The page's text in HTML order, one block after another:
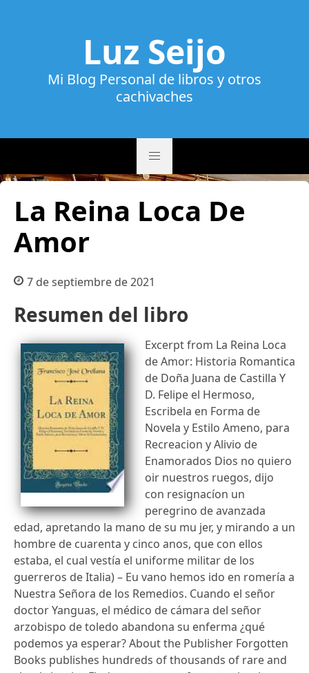
Luz Seijo
Mi Blog Personal de libros y otros
cachivaches
La Reina Loca De
Amor
7 de septiembre de 2021
Resumen del libro
Excerpt from La Reina Loca
de Amor: Historia Romantica
de Doña Juana de Castilla Y
D. Felipe el Hermoso,
Escribela en Forma de
Novela y Estilo Ameno, para
Recreacion y Alivio de
Enamorados Dios no quiero
oir nuestros ruegos, dijo
con resignacíon un
peregrino de avanzada
edad, apretando la mano de su mu jer, y mirando a un
hombre de cuarenta y cinco anos, que con ellos
estaba, el cual vestía el uniforme militar de los
guerreros de Italia) – Eu vano hemos ido en romería a
Nuestra Señora de los Remedios. Cuando el señor
doctor Yanguas, el médico de cámara del señor
arzobispo de toledo abandona su enferma ¿qué
podemos ya esperar? About the Publisher Forgotten
Books publishes hundreds of thousands of rare and